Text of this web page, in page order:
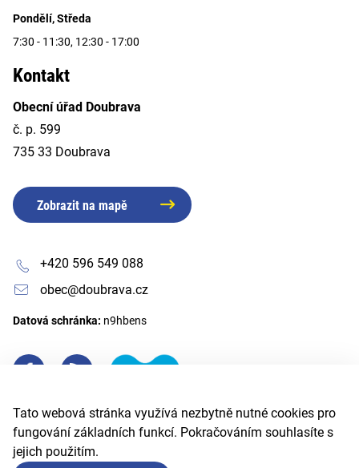
Tato webová stránka využívá nezbytně nutné cookies pro
fungování základních funkcí. Pokračováním souhlasíte s
jejich použitím.
Pondělí, Středa
7:30 - 11:30, 12:30 - 17:00
Kontakt
Obecní úřad Doubrava
č. p. 599
735 33 Doubrava
Zobrazit na mapě
+420 596 549 088
obec@doubrava.cz
Datová schránka: n9hbens